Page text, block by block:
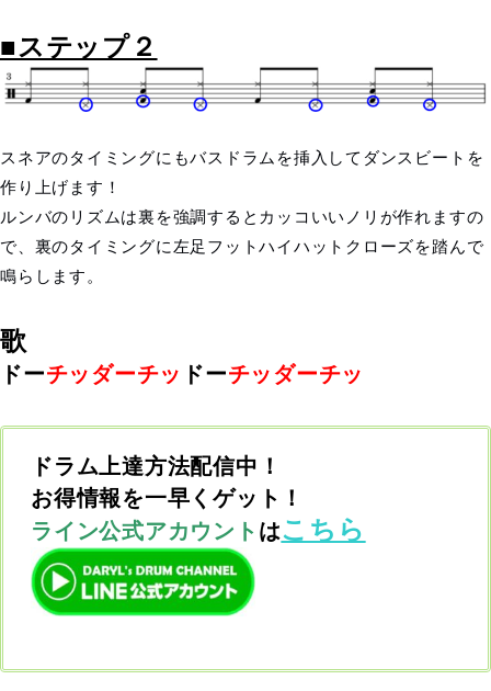
■ステップ２
スネアのタイミングにもバスドラムを挿入してダンスビートを
作り上げます！
ルンバのリズムは裏を強調するとカッコいいノリが作れますの
で、裏のタイミングに左足フットハイハットクローズを踏んで
鳴らします。
歌
ドーチッダーチッ ドーチッダーチッ
ドラム上達方法配信中！
お得情報を一早くゲット！
ライン公式アカウント はこちら